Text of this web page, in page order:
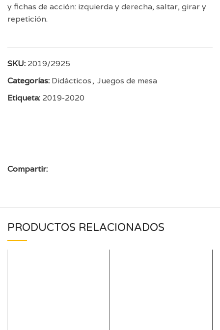
y fichas de acción: izquierda y derecha, saltar, girar y
repetición.
SKU: 2019/2925
Categorías: Didácticos, Juegos de mesa
Etiqueta: 2019-2020
Compartir:
PRODUCTOS RELACIONADOS